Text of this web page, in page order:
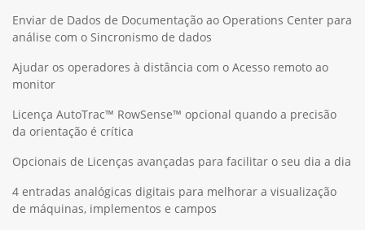
Enviar de Dados de Documentação ao Operations Center para
análise com o Sincronismo de dados
Ajudar os operadores à distância com o Acesso remoto ao
monitor
Licença AutoTrac™ RowSense™ opcional quando a precisão
da orientação é crítica
Opcionais de Licenças avançadas para facilitar o seu dia a dia
4 entradas analógicas digitais para melhorar a visualização
de máquinas, implementos e campos